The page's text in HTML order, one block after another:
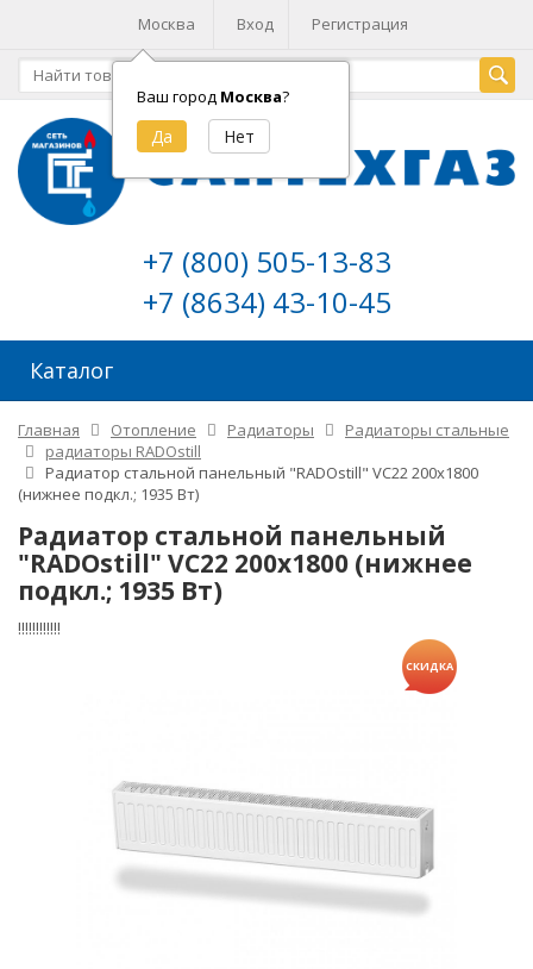
Москва
Ваш город Москва?
Вход Регистрация
+7 (800) 505-13-83
+7 (8634) 43-10-45
Каталог
Главная Отопление Радиаторы
Радиаторы стальные
радиаторы RADOstill
Радиатор стальной панельный "RADOstill" VC22 200х1800
(нижнее подкл.; 1935 Вт)
Радиатор стальной панельный
"RADOstill" VC22 200х1800 (нижнее
подкл.; 1935 Вт)
!!!!!!!!!!!!
СКИДКА